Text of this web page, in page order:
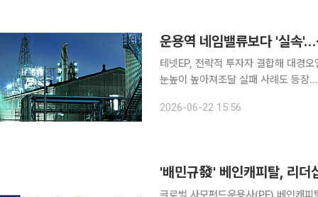
운용역 네임밸류보다 '실속
테넷EP, 전략적 투자자 결합해 대경
눈높이 높아져조달 실패 사례도 등장…"네임밸류보다
해 새 PE를 차렸지만, 시장의 평가는
2026-06-22 15:56
'배민규發' 베인캐피탈, 리